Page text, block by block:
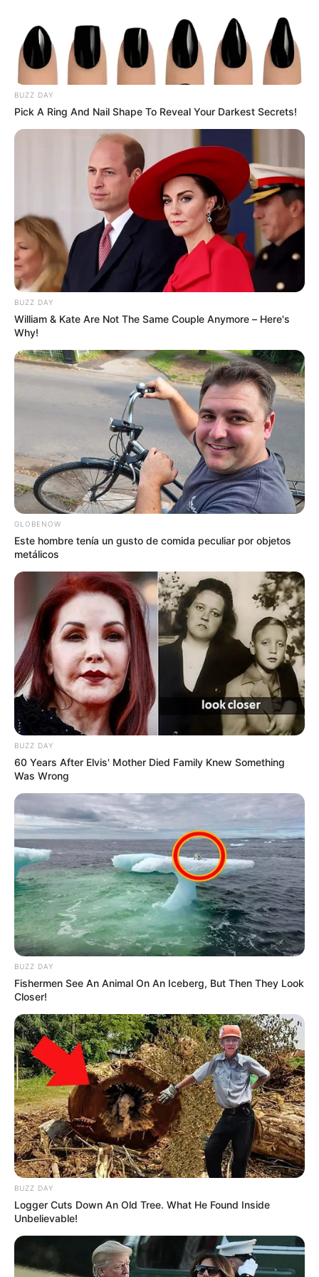
Deja un comentario
★
★
★
★
★
Tu puntuación: Útil
Cómo preparar Arroz con Leche
tradicional
Cómo hacer dulce Mexicano:
BUZZ DAY
Pick A Ring And Nail Shape To Reveal Your Darkest Secrets!
BUZZ DAY
William & Kate Are Not The Same Couple Anymore – Here's
Why!
GLOBENOW
Este hombre tenía un gusto de comida peculiar por objetos
metálicos
BUZZ DAY
60 Years After Elvis' Mother Died Family Knew Something
Was Wrong
BUZZ DAY
Fishermen See An Animal On An Iceberg, But Then They Look
Closer!
BUZZ DAY
Logger Cuts Down An Old Tree. What He Found Inside
Unbelievable!